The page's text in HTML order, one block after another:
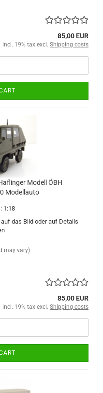
85,00 EUR
incl. 19% tax excl. Shipping costs
Modell ÖBH
Modellauto
1:18
das Bild oder auf Details
may vary)
85,00 EUR
incl. 19% tax excl. Shipping costs